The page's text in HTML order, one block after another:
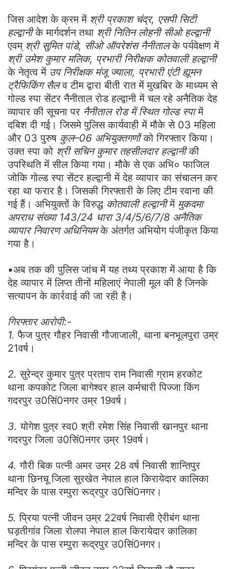
जिस आदेश के क्रम में श्री प्रकाश चंद्र, एसपी सिटी
हल्द्वानीके मार्गदर्शन तथा श्री नितिन लोहनी सीओ हल्द्वानी
एवम् श्री सुमित पांडे, सीओ ऑपरेशंस नैनीतालके पर्यवेक्षण में
श्री उमेश कुमार मलिक, प्रभारी निरीक्षक कोतवाली हल्द्वानी
के नेतृत्व में उप निरीक्षक मंजू ज्याला, प्रभारी एंटी ह्यूमन
ट्रैफिकिंग सैलव टीम द्वारा बीती रात में मुखबिर के माध्यम से
गोल्ड स्पा सेंटर नैनीताल रोड हल्द्वानी में चल रहे अनैतिक देह
व्यापार की सूचना पर नैनीताल रोड में स्थित गोल्ड स्पामें
दबिश दी गई। जिसमे पुलिस कार्यवाही में मौके से 03 महिला
और 03 पुरुष कुल–06 अभियुक्तगणोंको गिरफ्तार किया।
उक्त स्पा को श्री सचिन कुमार तहसीलदार हल्द्वानीकी
उपस्थिति में सील किया गया। मौके से एक अभि० फाजिल
जोकि गोल्ड स्पा सेंटर हल्द्वानी में देह व्यापार का संचालन कर
रहा था फरार है। जिसकी गिरफ्तारी के लिए टीम रवाना की
गई हैं। अभियुक्तों के विरुद्ध कोतवाली हल्द्वानीमें मुकदमा
अपराध संख्या 143/24 धारा 3/4/5/6/7/8 अनैतिक
व्यापार निवारण अधिनियमके अंतर्गत अभियोग पंजीकृत किया
गया है।
▪️अब तक की पुलिस जांच में यह तथ्य प्रकाश में आया है कि
देह व्यापार में लिप्त तीनों महिलाएं नेपाली मूल की है जिनके
सत्यापन के कार्रवाई की जा रही है।
गिरफ्तार आरोपी:-
1. फैज पुत्र गौहर निवासी गौजाजाली, थाना बनभूलपुरा उम्र
21वर्ष।
2. सुरेन्द्र कुमार पुत्र प्रताप राम निवासी ग्राम हरकोट
थाना कपकोट जिला बागेश्वर हाल कर्मचारी पिज्जा किंग
गदरपुर उ0सिं0नगर उम्र 19वर्ष।
3. योगेश पुत्र स्व0 श्री रमेश सिंह निवासी खानपुर थाना
गदरपुर जिला उ0सिं0नगर उम्र 19वर्ष।
4. गौरी बिक पत्नी अमर उम्र 28 वर्ष निवासी शान्तिपुर
थाना छिनचू जिला सुरखेत नेपाल हाल किरायेदार कालिका
मन्दिर के पास रम्पुरा रूद्रपुर उ0सिं0नगर।
5. प्रिया पत्नी जीवन उम्र 22वर्ष निवासी ऐरीबंग थाना
घड़तीगांव जिला रोलपा नेपाल हाल किरायेदार कालिका
मन्दिर के पास रम्पुरा रूद्रपुर उ0सिं0नगर।